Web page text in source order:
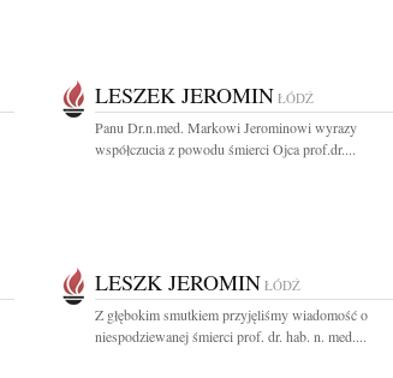
LESZEK JEROMIN ŁÓDŹ
Panu Dr.n.med. Markowi Jerominowi wyrazy
współczucia z powodu śmierci Ojca prof.dr....
LESZK JEROMIN ŁÓDŹ
Z głębokim smutkiem przyjęliśmy wiadomość o
niespodziewanej śmierci prof. dr. hab. n. med....